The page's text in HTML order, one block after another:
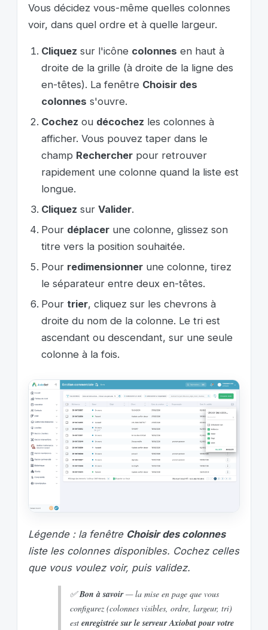
Vous décidez vous-même quelles colonnes
voir, dans quel ordre et à quelle largeur.
Cliquez sur l'icône colonnes en haut à
droite de la grille (à droite de la ligne des
en-têtes). La fenêtre Choisir des
colonnes s'ouvre.
Cochez ou décochez les colonnes à
afficher. Vous pouvez taper dans le
champ Rechercher pour retrouver
rapidement une colonne quand la liste est
longue.
Cliquez sur Valider.
Pour déplacer une colonne, glissez son
titre vers la position souhaitée.
Pour redimensionner une colonne, tirez
le séparateur entre deux en-têtes.
Pour trier, cliquez sur les chevrons à
droite du nom de la colonne. Le tri est
ascendant ou descendant, sur une seule
colonne à la fois.
Légende : la fenêtre Choisir des colonnes
liste les colonnes disponibles. Cochez celles
que vous voulez voir, puis validez.
✅Bon à savoir— la mise en page que vous
configurez (colonnes visibles, ordre, largeur, tri)
est enregistrée sur le serveur Axiobat pour votre